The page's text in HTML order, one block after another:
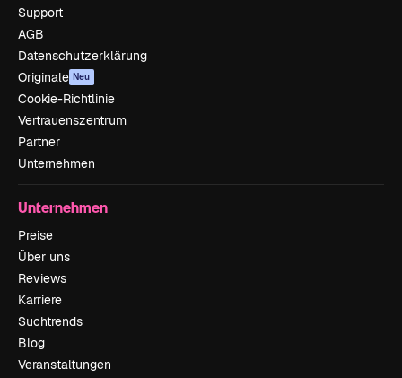
Support
AGB
Datenschutzerklärung
Originale Neu
Cookie-Richtlinie
Vertrauenszentrum
Partner
Unternehmen
Unternehmen
Preise
Über uns
Reviews
Karriere
Suchtrends
Blog
Veranstaltungen